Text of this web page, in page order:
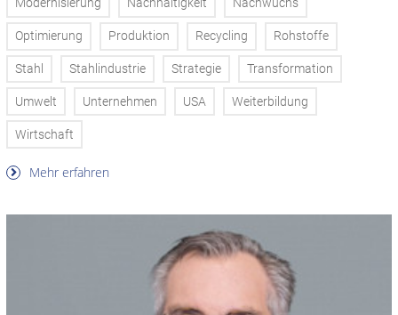
Modernisierung Nachhaltigkeit Nachwuchs
Optimierung Produktion Recycling Rohstoffe
Stahl Stahlindustrie Strategie Transformation
Umwelt Unternehmen USA Weiterbildung
Wirtschaft
Mehr erfahren